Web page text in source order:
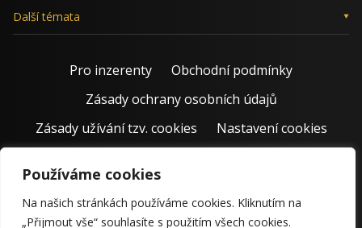
Používáme cookies
Na našich stránkách používáme cookies. Kliknutím na
„Přijmout vše“ souhlasíte s použitím všech cookies.
Další témata
Pro inzerenty
Obchodní podmínky
Zásady ochrany osobních údajů
Zásady užívání tzv. cookies
Nastavení cookies